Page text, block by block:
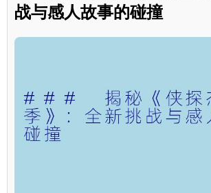
战与感人故事的碰撞